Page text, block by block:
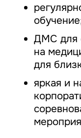
ДМС для
на
для
яркая и